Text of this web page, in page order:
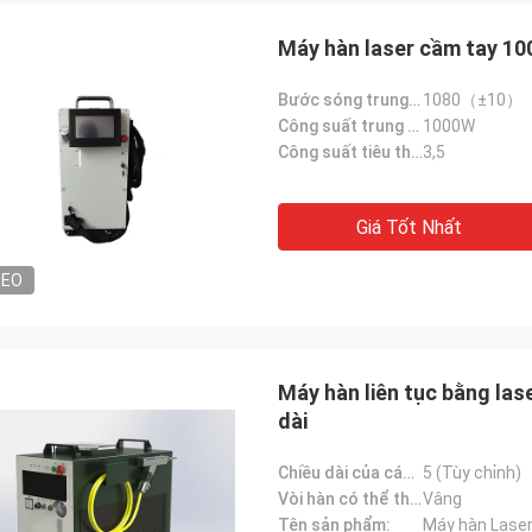
Máy hàn laser cầm tay
Bước sóng trung tâm（nm）: 1080（±10）
Công suất trung bình（W）: 1000W
Công suất tiêu thụ định mức (kW):3,5
Giá Tốt Nhất
Máy hàn liên tục bằng
dài
Chiều dài của cáp áo giáp (m): 5 (Tùy chỉnh)
Vòi hàn có thể thay thế:Vâng
Tên sản phẩm:
Máy hàn